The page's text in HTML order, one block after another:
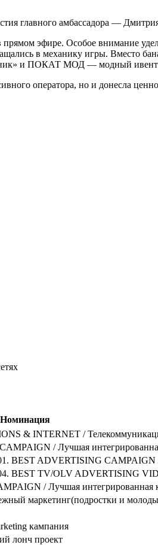
главного амбассадора —
эфире. Особое внимание
в механику игры. Вместо
и ПОКАТ МОД — модный
оператора, но и донесла
Номинация
& INTERNET /
/ Лучшая
BEST ADVERTISING CAMPAIGN
BEST TV/OLV ADVERTISING
/ Лучшая интегрированная
маркетинг(подростки и
кампания
проект